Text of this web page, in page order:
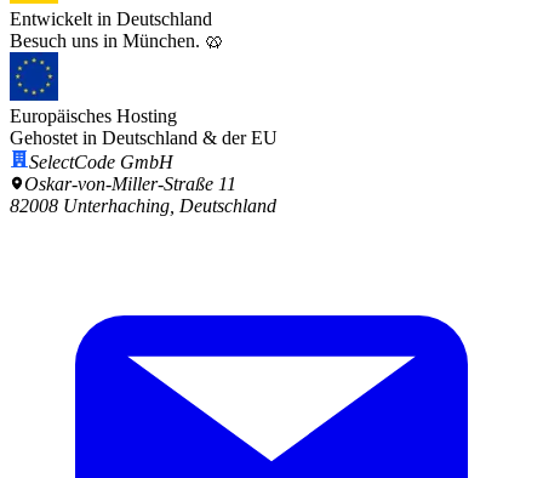
Entwickelt in Deutschland
Besuch uns in München. 🥨
Europäisches Hosting
Gehostet in Deutschland & der EU
SelectCode GmbH
Oskar-von-Miller-Straße 11
82008 Unterhaching, Deutschland